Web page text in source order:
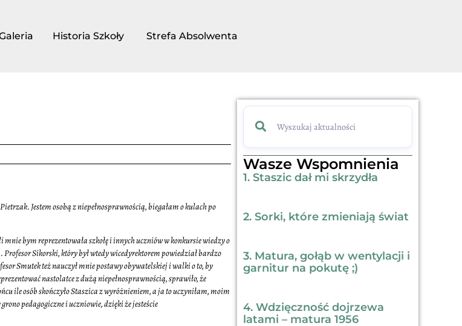
Historia Szkoły Strefa Absolwenta
Jestem osobą z niepełnosprawnością, biegałam o kulach po
bym reprezentowała szkołę i innych uczniów w konkursie wiedzy o
Sikorski, który był wtedy wicedyrektorem powiedział bardzo
Smutek też nauczył mnie postawy obywatelskiej i walki o to, by
nastolatce z dużą niepełnosprawnością, sprawiło, że
ile osób skończyło Staszica z wyróżnieniem, a ja to uczyniłam, moim
pedagogiczne i uczniowie, dzięki że jesteście
Wasze Wspomnienia
1. Staszic dał mi skrzydła
2. Sorki, które zmieniają świat
3. Matura, gołąb w wentylacji i
garnitur na pokutę ;)
4. Wdzięczność dojrzewa
latami – matura 1956